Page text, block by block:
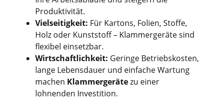
Produktivität.
Vielseitigkeit: Für Kartons, Folien, Stoffe,
Holz oder Kunststoff – Klammergeräte sind
flexibel einsetzbar.
Wirtschaftlichkeit: Geringe Betriebskosten,
lange Lebensdauer und einfache Wartung
machen Klammergerätezu einer
lohnenden Investition.